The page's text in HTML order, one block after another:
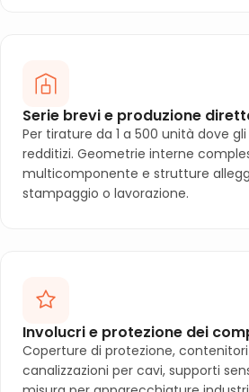
Serie brevi e produzione
Per tirature da 1 a 500 unità dove
redditizi. Geometrie interne
multicomponente e strutture
stampaggio o lavorazione.
Involucri e protezione dei
Coperture di protezione,
canalizzazioni per cavi, supporti